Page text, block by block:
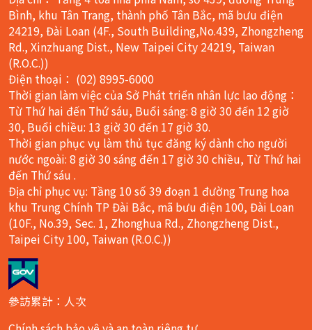
Bình, khu Tân Trang, thành phố Tân Bắc, mã bưu điện
24219, Đài Loan (4F., South Building,No.439, Zhongzheng
Rd., Xinzhuang Dist., New Taipei City 24219, Taiwan
(R.O.C.))
Điện thoại： (02) 8995-6000
Thời gian làm việc của Sở Phát triển nhân lực lao động：
Từ Thứ hai đến Thứ sáu, Buổi sáng: 8 giờ 30 đến 12 giờ
30, Buổi chiều: 13 giờ 30 đến 17 giờ 30.
Thời gian phục vụ làm thủ tục đăng ký dành cho người
nước ngoài: 8 giờ 30 sáng đến 17 giờ 30 chiều, Từ Thứ hai
đến Thứ sáu .
Địa chỉ phục vụ: Tầng 10 số 39 đoạn 1 đường Trung hoa
khu Trung Chính TP Đài Bắc, mã bưu điện 100, Đài Loan
(10F., No.39, Sec. 1, Zhonghua Rd., Zhongzheng Dist.,
Taipei City 100, Taiwan (R.O.C.))
參訪累計：人次